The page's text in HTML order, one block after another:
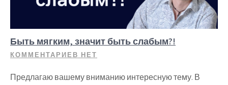
Быть мягким, значит быть слабым?!
КОММЕНТАРИЕВ НЕТ
Предлагаю вашему вниманию интересную тему. В